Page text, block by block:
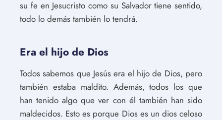
su fe en Jesucristo como su Salvador tiene sentido,
todo lo demás también lo tendrá.
Era el hijo de Dios
Todos sabemos que Jesús era el hijo de Dios, pero
también estaba maldito. Además, todos los que
han tenido algo que ver con él también han sido
maldecidos. Esto es porque Dios es un dios celoso